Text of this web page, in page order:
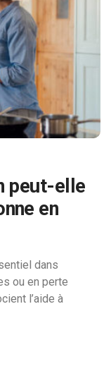
peut-elle
en
dans
ou en perte
l’aide à